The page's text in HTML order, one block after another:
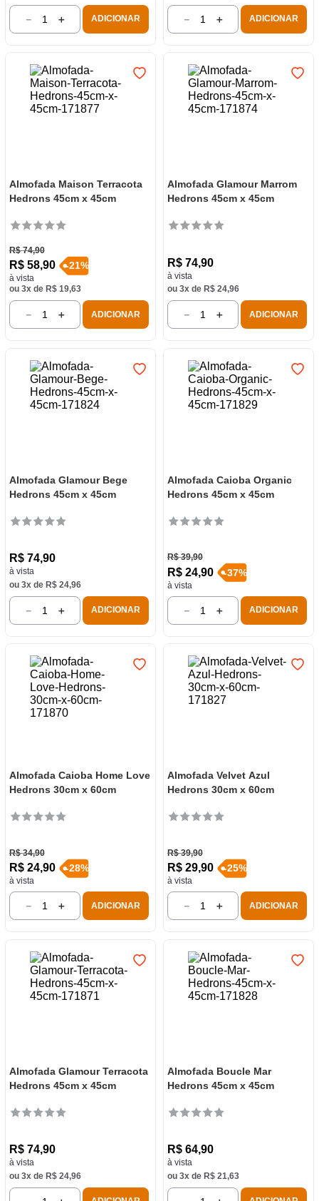
＋
－ ADICIONAR ＋
－ ADICIONAR
Almofada Maison Terracota
Hedrons 45cm x 45cm
R$ 74,90
R$ 58,90
à vista
-21%
ou 3x de R$ 19,63
＋
－ ADICIONAR
Almofada Glamour Marrom
Hedrons 45cm x 45cm
R$ 74,90
à vista
ou 3x de R$ 24,96
＋
－ ADICIONAR
Almofada Glamour Bege
Hedrons 45cm x 45cm
R$ 74,90
à vista
ou 3x de R$ 24,96
＋
－ ADICIONAR
Almofada Caioba Organic
Hedrons 45cm x 45cm
R$ 39,90
R$ 24,90
à vista
-37%
＋
－ ADICIONAR
Almofada Caioba Home Love
Hedrons 30cm x 60cm
R$ 34,90
R$ 24,90
à vista
-28%
＋
－ ADICIONAR
Almofada Velvet Azul
Hedrons 30cm x 60cm
R$ 39,90
R$ 29,90
à vista
-25%
＋
－ ADICIONAR
Almofada Glamour Terracota
Hedrons 45cm x 45cm
R$ 74,90
à vista
ou 3x de R$ 24,96
Almofada Boucle Mar
Hedrons 45cm x 45cm
R$ 64,90
à vista
ou 3x de R$ 21,63